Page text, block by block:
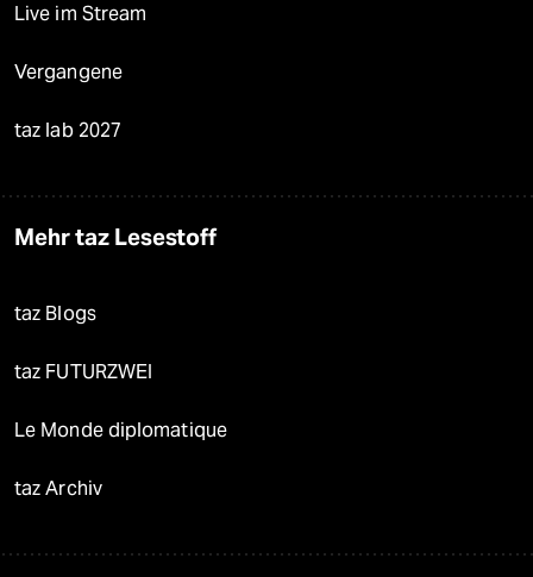
Live im Stream
Vergangene
taz lab 2027
Mehr taz Lesestoff
taz Blogs
taz FUTURZWEI
Le Monde diplomatique
taz Archiv